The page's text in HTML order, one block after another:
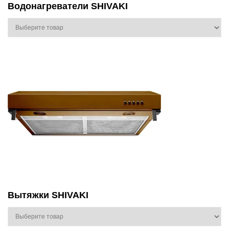
Водонагреватели SHIVAKI
Вытяжки SHIVAKI